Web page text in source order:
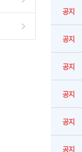
공지
공지
공지
공지
공지
공지